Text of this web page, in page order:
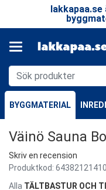
BYGGMATERIAL
Väinö Sauna
Skriv en recension
Produktkod:
Alla TÄLTBASTUR OCH